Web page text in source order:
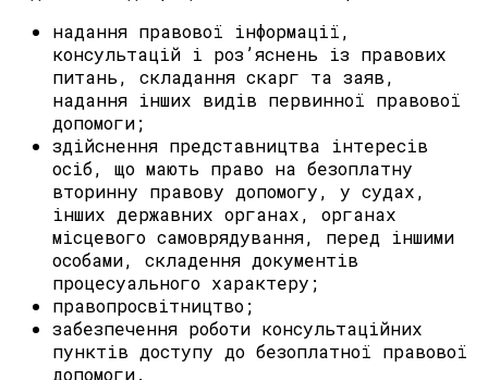
надання правової інформації,
консультацій і роз’яснень із правових
питань, складання скарг та заяв,
надання інших видів первинної правової
допомоги;
здійснення представництва інтересів
осіб, що мають право на безоплатну
вторинну правову допомогу, у судах,
інших державних органах, органах
місцевого самоврядування, перед іншими
особами, складення документів
процесуального характеру;
правопросвітництво;
забезпечення роботи консультаційних
пунктів доступу до безоплатної правової
допомоги.